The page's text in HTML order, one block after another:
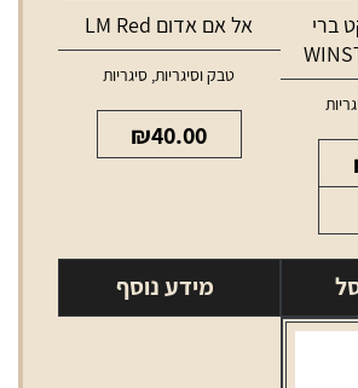
ברי
אל אם אדום LM Red
טבק וסיגריות, סיגריות
₪40.00
מידע נוסף